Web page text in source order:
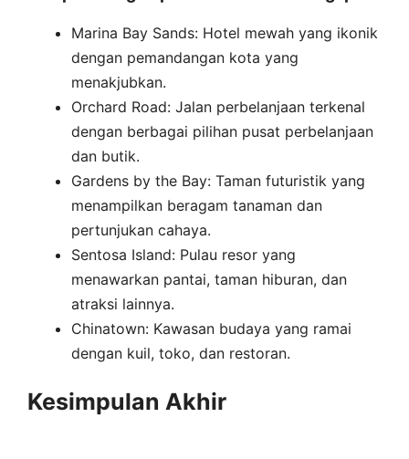
Marina Bay Sands: Hotel mewah yang ikonik
dengan pemandangan kota yang
menakjubkan.
Orchard Road: Jalan perbelanjaan terkenal
dengan berbagai pilihan pusat perbelanjaan
dan butik.
Gardens by the Bay: Taman futuristik yang
menampilkan beragam tanaman dan
pertunjukan cahaya.
Sentosa Island: Pulau resor yang
menawarkan pantai, taman hiburan, dan
atraksi lainnya.
Chinatown: Kawasan budaya yang ramai
dengan kuil, toko, dan restoran.
Kesimpulan Akhir